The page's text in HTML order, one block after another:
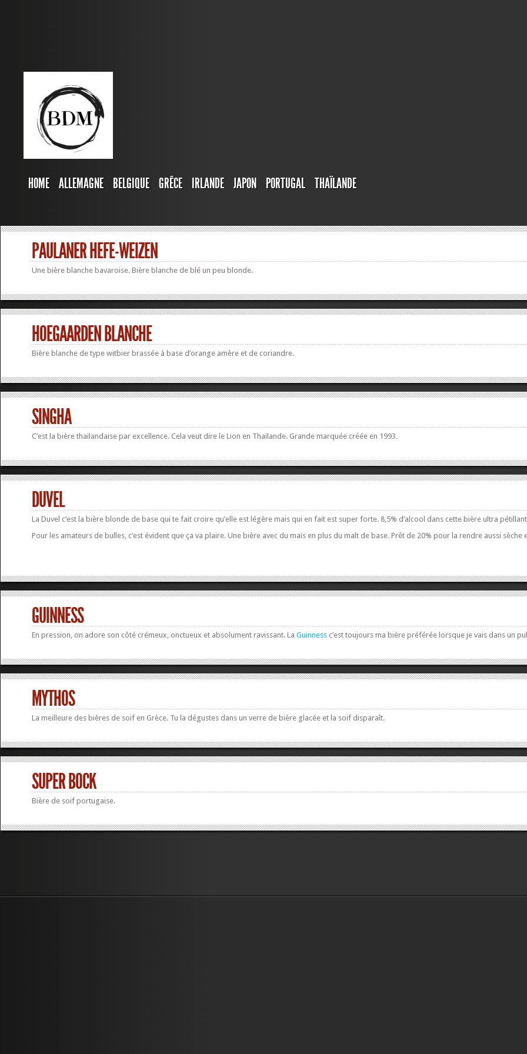
HOME ALLEMAGNE BELGIQUE GRÊCE IRLANDE JAPON PORTUGAL THAÏLANDE
PAULANER HEFE-WEIZEN
Une bière blanche bavaroise. Bière blanche de blé un peu blonde.
HOEGAARDEN BLANCHE
Bière blanche de type witbier brassée à base d’orange amère et de coriandre.
SINGHA
C’est la bière thaïlandaise par excellence. Cela veut dire le Lion en Thaïlande. Grande marquée créée en 1993.
DUVEL
La Duvel c’est la bière blonde de base qui te fait croire qu’elle est légère mais qui en fait est super forte. 8,5% d’alcool dans cette bière ultra
Pour les amateurs de bulles, c’est évident que ça va plaire. Une bière avec du maïs en plus du malt de base. Prêt de 20% pour la rendre aussi
GUINNESS
En pression, on adore son côté crémeux, onctueux et absolument ravissant. LaGuinness c’est toujours ma bière préférée lorsque je vais dans un
MYTHOS
La meilleure des bières de soif en Grèce. Tu la dégustes dans un verre de bière glacée et la soif disparaît.
SUPER BOCK
Bière de soif portugaise.